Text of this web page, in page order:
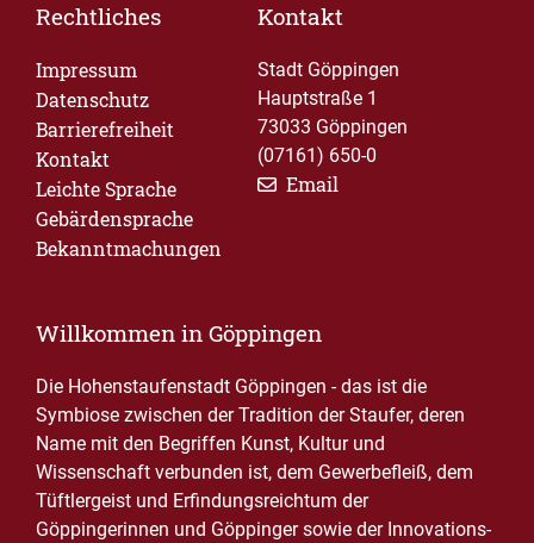
Rechtliches
Impressum
Datenschutz
Barrierefreiheit
Kontakt
Leichte Sprache
Gebärdensprache
Bekanntmachungen
Kontakt
Stadt Göppingen
Hauptstraße 1
73033 Göppingen
(07161) 650-0
Email
Willkommen in Göppingen
Die Hohenstaufenstadt Göppingen - das ist die
Symbiose zwischen der Tradition der Staufer, deren
Name mit den Begriffen Kunst, Kultur und
Wissenschaft verbunden ist, dem Gewerbefleiß, dem
Tüftlergeist und Erfindungsreichtum der
Göppingerinnen und Göppinger sowie der Innovations-